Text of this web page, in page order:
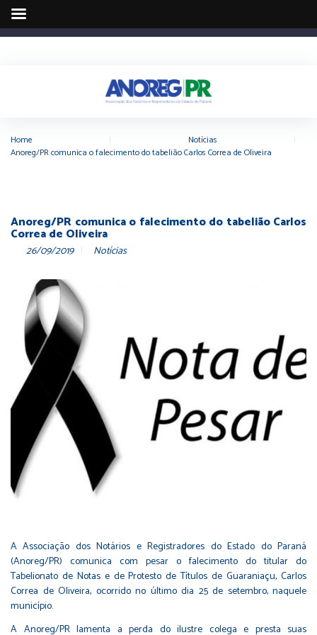
Home Notícias
Anoreg/PR comunica o falecimento do tabelião Carlos Correa de Oliveira
Anoreg/PR comunica o falecimento do tabelião Carlos
Correa de Oliveira
26/09/2019 Notícias
A Associação dos Notários e Registradores do Estado do Paraná
(Anoreg/PR) comunica com pesar o falecimento do titular do
Tabelionato de Notas e de Protesto de Títulos de Guaraniaçu, Carlos
Correa de Oliveira, ocorrido no último dia 25 de setembro, naquele
município.
A Anoreg/PR lamenta a perda do ilustre colega e presta suas